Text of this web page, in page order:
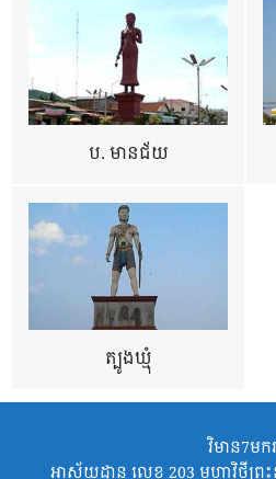
ប. មានជ័យ
ត្បូងឃ្មុំ
វិមាន7មក
អាស័យដ្ឋាន លេខ 203 មហាវិថីព្រះ